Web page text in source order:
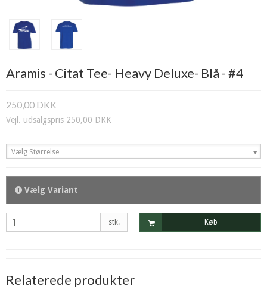
Aramis - Citat Tee- Heavy Deluxe- Blå - #4
250,00 DKK
Vejl. udsalgspris 250,00 DKK
Vælg Størrelse
Vælg Variant
stk. Køb
Relaterede produkter